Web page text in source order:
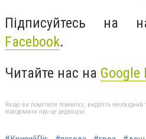
Підписуйтесь на
Facebook.
Читайте нас на Google
Якщо ви помітили помилку, виділіть необхідний
повідомити про це редакцію